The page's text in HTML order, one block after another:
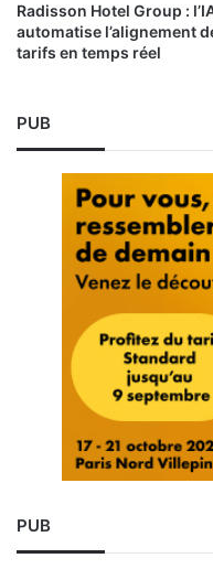
Radisson Hotel Group :
automatise l’alignement
tarifs en temps réel
PUB
PUB